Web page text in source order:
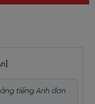
tiếng Anh đơn